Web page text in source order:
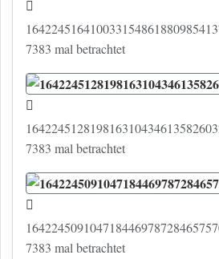
7383 mal betrachtet
7383 mal betrachtet
7383 mal betrachtet